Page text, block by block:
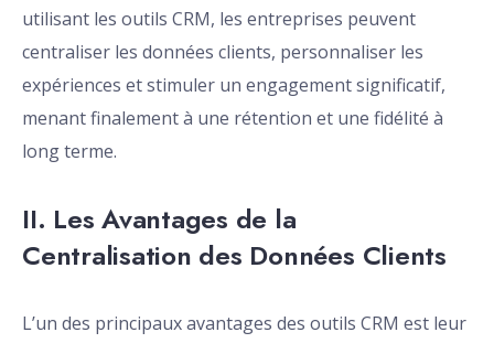
utilisant les outils CRM, les entreprises peuvent
centraliser les données clients, personnaliser les
expériences et stimuler un engagement significatif,
menant finalement à une rétention et une fidélité à
long terme.
II. Les Avantages de la
Centralisation des Données Clients
L’un des principaux avantages des outils CRM est leur